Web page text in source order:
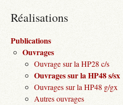
Réalisations
Publications
Ouvrages
Ouvrage sur la HP28 c/s
Ouvrages sur la HP48 s/sx
Ouvrages sur la HP48 g/gx
Autres ouvrages